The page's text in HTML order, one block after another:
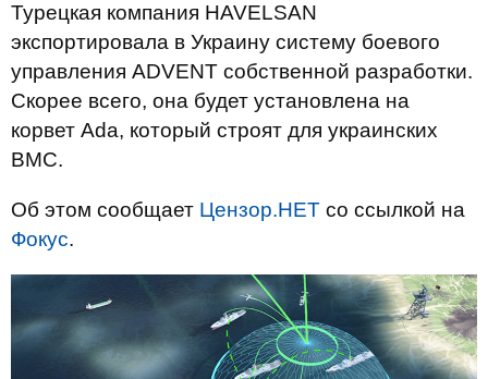
Турецкая компания HAVELSAN
экспортировала в Украину систему боевого
управления ADVENT собственной разработки.
Скорее всего, она будет установлена ​​на
корвет Ada, который строят для украинских
ВМС.
Об этом сообщает Цензор.НЕТ со ссылкой на
Фокус.